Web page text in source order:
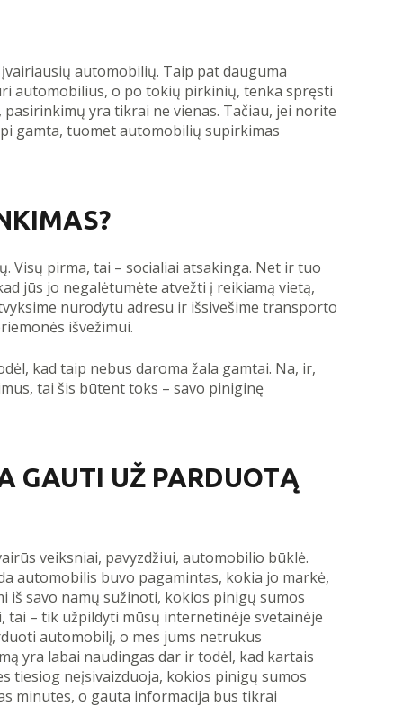
automobilių. Taip pat dauguma
automobilius, o po tokių pirkinių, tenka spręsti
yra tikrai ne vienas. Tačiau, jei norite
gamta, tuomet automobilių supirkimas
Visų pirma, tai – socialiai atsakinga. Net ir tuo
jūs jo negalėtumėte atvežti į reikiamą vietą,
nurodytu adresu ir išsivešime transporto
išvežimui.
kad taip nebus daroma žala gamtai. Na, ir,
tai šis būtent toks – savo piniginę
GAUTI UŽ PARDUOTĄ
veiksniai, pavyzdžiui, automobilio būklė.
automobilis buvo pagamintas, kokia jo markė,
iš savo namų sužinoti, kokios pinigų sumos
tai – tik užpildyti mūsų internetinėje svetainėje
automobilį, o mes jums netrukus
yra labai naudingas dar ir todėl, kad kartais
tiesiog neįsivaizduoja, kokios pinigų sumos
minutes, o gauta informacija bus tikrai